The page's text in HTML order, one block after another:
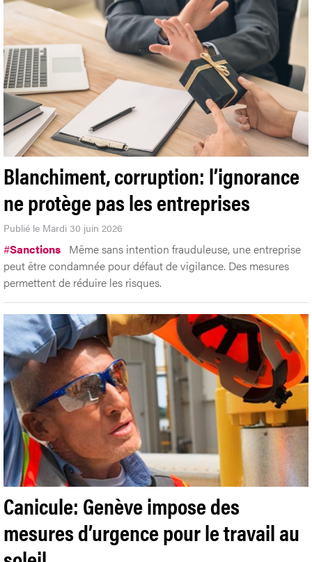
Blanchiment, corruption: l’ignorance
ne protège pas les entreprises
Publié le Mardi 30 juin 2026
#Sanctions Même sans intention frauduleuse, une entreprise
peut être condamnée pour défaut de vigilance. Des mesures
permettent de réduire les risques.
Canicule: Genève impose des
mesures d’urgence pour le travail au